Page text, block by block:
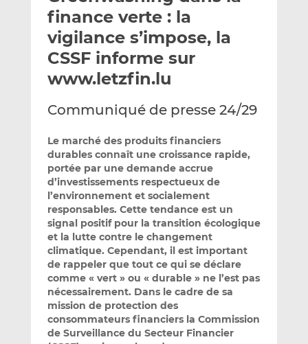
e
r
p
a
r
m
i
l
g
e
r
s
u
L
n
k
e
d
I
n
g
e
r
s
u
F
c
e
b
o
o
k
finance verte : la
vigilance s’impose, la
CSSF informe sur
www.letzfin.lu
Communiqué de presse 24/29
Le marché des produits financiers
durables connaît une croissance rapide,
portée par une demande accrue
d’investissements respectueux de
l’environnement et socialement
responsables. Cette tendance est un
signal positif pour la transition écologique
et la lutte contre le changement
climatique. Cependant, il est important
de rappeler que tout ce qui se déclare
comme « vert » ou « durable » ne l’est pas
nécessairement. Dans le cadre de sa
mission de protection des
consommateurs financiers la Commission
de Surveillance du Secteur Financier